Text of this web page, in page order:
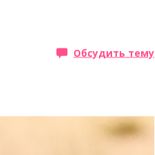
Обсудить тему